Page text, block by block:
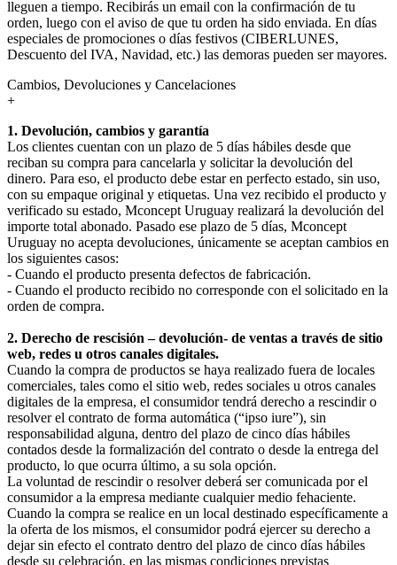
lleguen a tiempo. Recibirás un email con la confirmación de tu
orden, luego con el aviso de que tu orden ha sido enviada. En días
especiales de promociones o días festivos (CIBERLUNES,
Descuento del IVA, Navidad, etc.) las demoras pueden ser mayores.
Cambios, Devoluciones y Cancelaciones
+
1. Devolución, cambios y garantía
Los clientes cuentan con un plazo de 5 días hábiles desde que
reciban su compra para cancelarla y solicitar la devolución del
dinero. Para eso, el producto debe estar en perfecto estado, sin uso,
con su empaque original y etiquetas. Una vez recibido el producto y
verificado su estado, Mconcept Uruguay realizará la devolución del
importe total abonado. Pasado ese plazo de 5 días, Mconcept
Uruguay no acepta devoluciones, únicamente se aceptan cambios en
los siguientes casos:
- Cuando el producto presenta defectos de fabricación.
- Cuando el producto recibido no corresponde con el solicitado en la
orden de compra.
2. Derecho de rescisión – devolución- de ventas a través de sitio
web, redes u otros canales digitales.
Cuando la compra de productos se haya realizado fuera de locales
comerciales, tales como el sitio web, redes sociales u otros canales
digitales de la empresa, el consumidor tendrá derecho a rescindir o
resolver el contrato de forma automática (“ipso iure”), sin
responsabilidad alguna, dentro del plazo de cinco días hábiles
contados desde la formalización del contrato o desde la entrega del
producto, lo que ocurra último, a su sola opción.
La voluntad de rescindir o resolver deberá ser comunicada por el
consumidor a la empresa mediante cualquier medio fehaciente.
Cuando la compra se realice en un local destinado específicamente a
la oferta de los mismos, el consumidor podrá ejercer su derecho a
dejar sin efecto el contrato dentro del plazo de cinco días hábiles
desde su celebración, en las mismas condiciones previstas